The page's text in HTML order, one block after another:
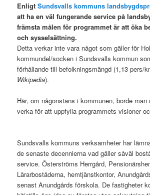
EnligtSundsvalls kommuns
att ha en väl fungerande service på
främsta målen för programmet är att öka
och sysselsättning.
Detta verkar inte vara något som gäller för
kommundel/socken i Sundsvalls kommun
förhållande till befolkningsmängd (1,13 pers/
Wikipedia).
Här, om någonstans i kommunen, borde man
verka för att uppfylla programmets visioner
Sundsvalls kommuns verksamheter har
de senaste decennierna vad gäller såväl
service. Österströms Herrgård,
Lärarbostäderna, hemtjänstkontor,
senast Anundgårds förskola. De fastigheter